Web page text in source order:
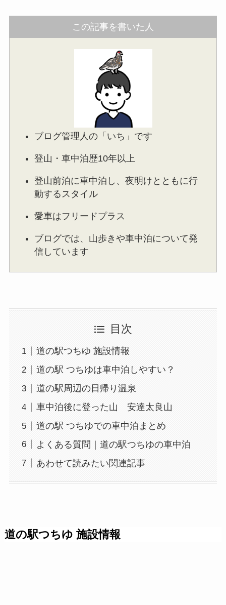
この記事を書いた人
ブログ管理人の「いち」です
登山・車中泊歴10年以上
登山前泊に車中泊し、夜明けとともに行
動するスタイル
愛車はフリードプラス
ブログでは、山歩きや車中泊について発
信しています
目次
道の駅つちゆ 施設情報
道の駅 つちゆは車中泊しやすい？
道の駅周辺の日帰り温泉
車中泊後に登った山 安達太良山
道の駅 つちゆでの車中泊まとめ
よくある質問｜道の駅つちゆの車中泊
あわせて読みたい関連記事
道の駅つちゆ 施設情報